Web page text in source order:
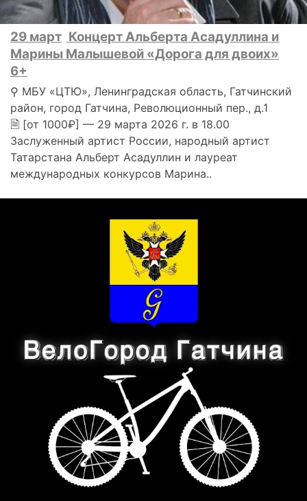
29 март Концерт Альберта Асадуллина и
Марины Малышевой «Дорога для двоих»
6+
⚲ МБУ «ЦТЮ», Ленинградская область, Гатчинский
район, город Гатчина, Революционный пер., д.1
🗎 [от 1000₽] — 29 марта 2026 г. в 18.00
Заслуженный артист Росcии, народный артист
Татарстана Альберт Асадуллин и лауреат
международных конкурсов Марина..